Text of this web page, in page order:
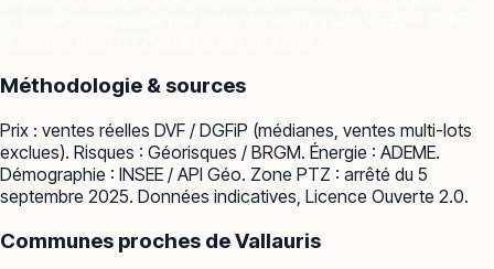
Méthodologie & sources
Prix : ventes réelles DVF / DGFiP (médianes, ventes multi-lots
exclues). Risques : Géorisques / BRGM. Énergie : ADEME.
Démographie : INSEE / API Géo. Zone PTZ : arrêté du 5
septembre 2025. Données indicatives, Licence Ouverte 2.0.
Communes proches deVallauris